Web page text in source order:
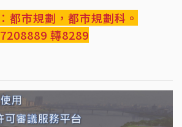
都市規劃，都市規劃科。
轉8289